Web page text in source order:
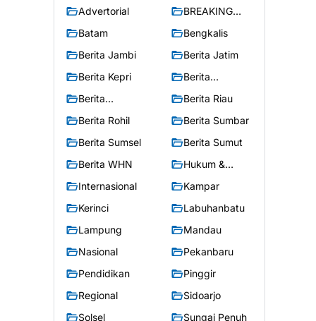
Advertorial
BREAKING
Batam
Bengkalis
Berita Jambi
Berita Jatim
Berita Kepri
Berita
Berita
Berita Riau
Berita Rohil
Berita Sumbar
Berita Sumsel
Berita Sumut
Berita WHN
Hukum &
Internasional
Kampar
Kerinci
Labuhanbatu
Lampung
Mandau
Nasional
Pekanbaru
Pendidikan
Pinggir
Regional
Sidoarjo
Solsel
Sungai Penuh